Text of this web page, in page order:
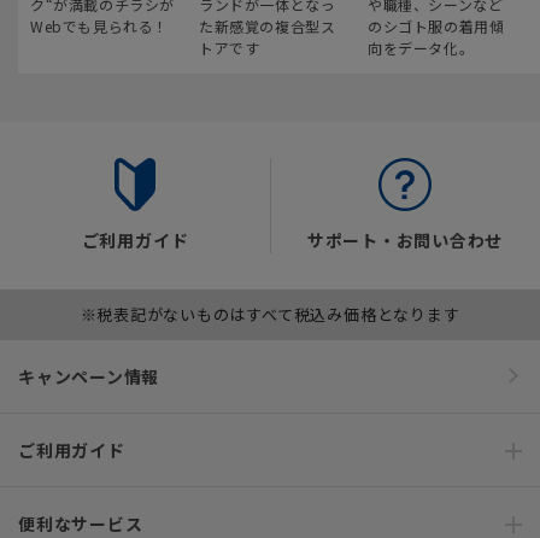
ク“が満載のチラシが
Webでも見られる！
ランドが一体となっ
た新感覚の複合型ス
トアです
や職種、シーンなど
のシゴト服の着用傾
向をデータ化。
ご利用ガイド サポート・お問い合わせ
※税表記がないものはすべて税込み価格となります
キャンペーン情報
ご利用ガイド
便利なサービス